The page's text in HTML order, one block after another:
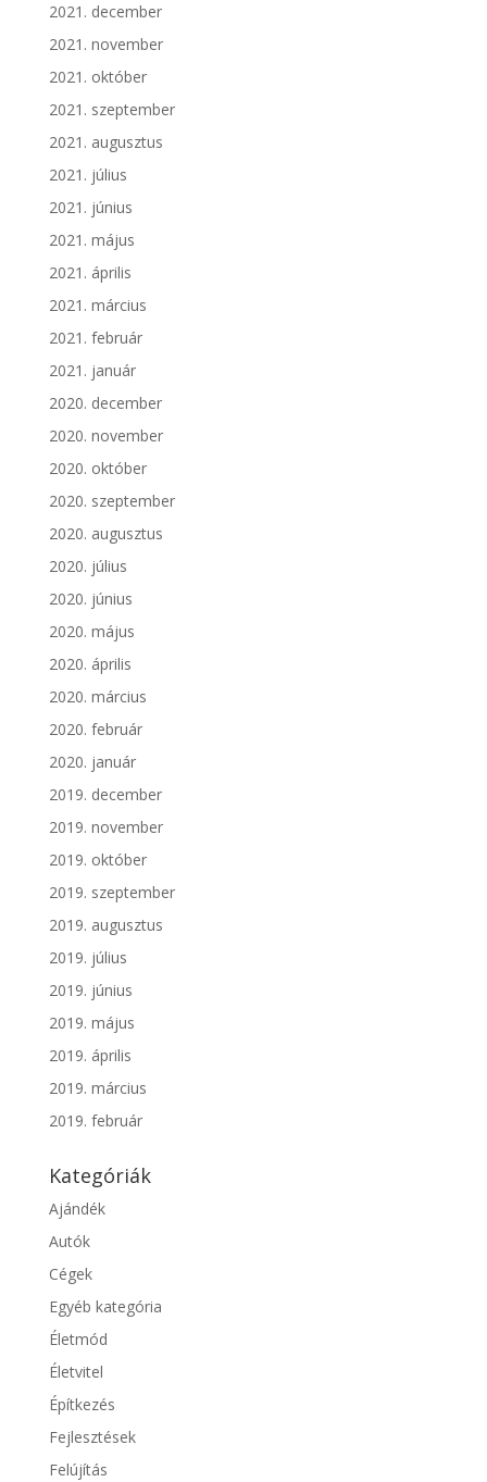
2021. december
2021. november
2021. október
2021. szeptember
2021. augusztus
2021. július
2021. június
2021. május
2021. április
2021. március
2021. február
2021. január
2020. december
2020. november
2020. október
2020. szeptember
2020. augusztus
2020. július
2020. június
2020. május
2020. április
2020. március
2020. február
2020. január
2019. december
2019. november
2019. október
2019. szeptember
2019. augusztus
2019. július
2019. június
2019. május
2019. április
2019. március
2019. február
Kategóriák
Ajándék
Autók
Cégek
Egyéb kategória
Életmód
Életvitel
Építkezés
Fejlesztések
Felújítás